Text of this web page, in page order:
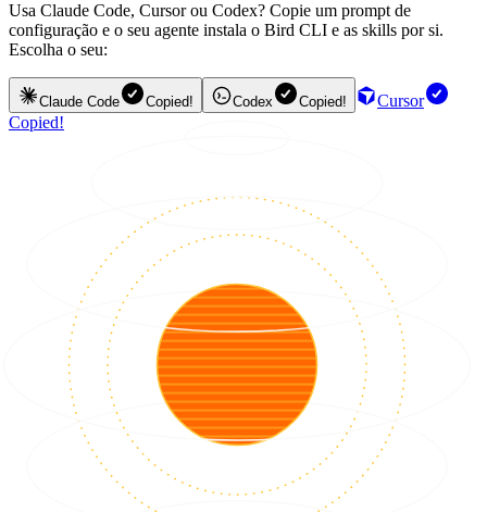
Usa Claude Code, Cursor ou Codex? Copie um prompt de
configuração e o seu agente instala o Bird CLI e as skills por si.
Escolha o seu:
Claude Code Copied! Codex Copied!
Cursor
Copied!